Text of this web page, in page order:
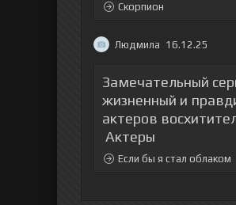
Скорпион
Людмила 16.12.25
Замечательный
жизненный и
актеров
Актеры
Если бы я стал облаком